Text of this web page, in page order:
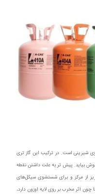
شیرینی است. در ترکیب این گاز تری
جوش بیاید. پیش تر به علت داشتن نقطه
از مرکز و برای شستشوی سیکل‌های
چون اثر مخرب بر روی لایه اوزون دارد،